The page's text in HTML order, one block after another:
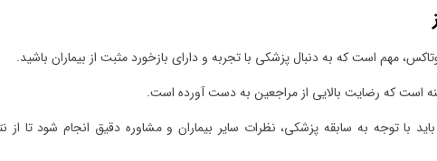
مهم است که به دنبال پزشکی با تجربه و دارای بازخورد مثبت از بیماران باشید.
است که رضایت بالایی از مراجعین به دست آورده است.
با توجه به سابقه پزشکی، نظرات سایر بیماران و مشاوره دقیق انجام شود تا از